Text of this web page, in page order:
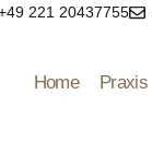
221 20437755
Home Praxis